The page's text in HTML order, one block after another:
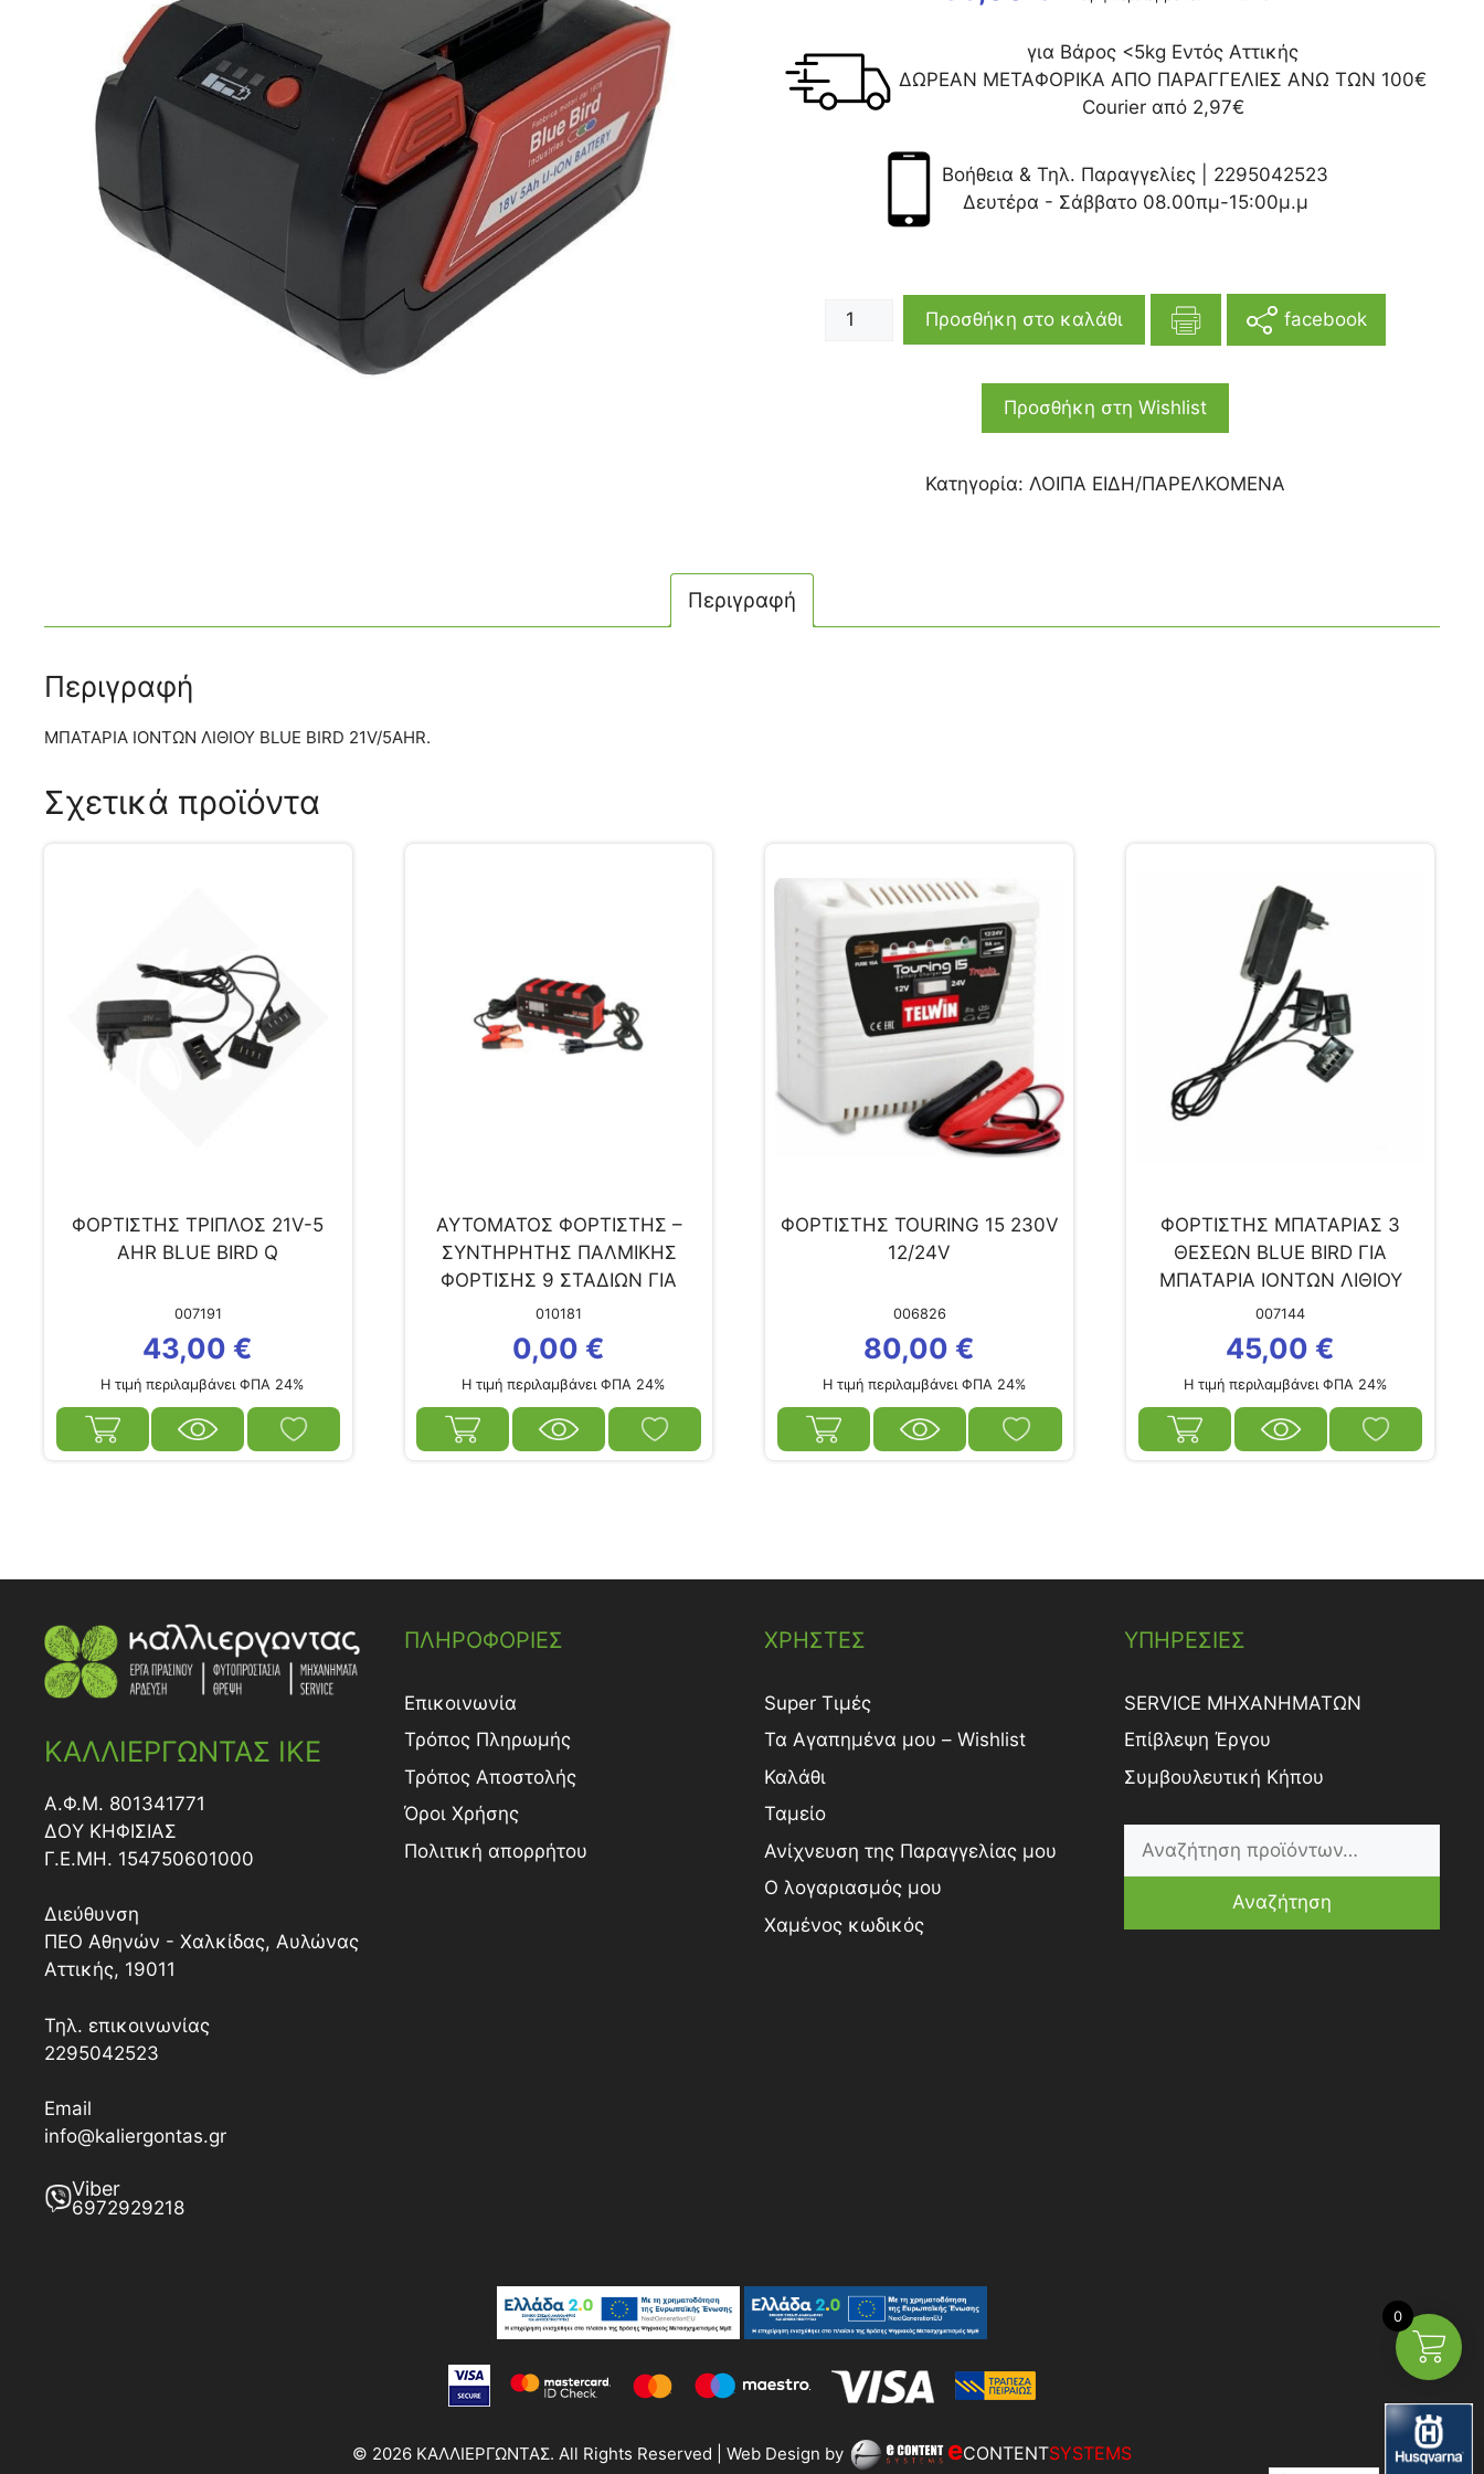
για Βάρος <5kg Εντός Αττικής
ΔΩΡΕΑΝ ΜΕΤΑΦΟΡΙΚΑ ΑΠΟ ΠΑΡΑΓΓΕΛΙΕΣ ΑΝΩ ΤΩΝ 100€
Courier από 2,97€
Βοήθεια & Τηλ. Παραγγελίες | 2295042523
Δευτέρα - Σάββατο 08.00πμ-15:00μ.μ
Προσθήκη στο καλάθι facebook
Προσθήκη στη Wishlist
Κατηγορία: ΛΟΙΠΑ ΕΙΔΗ/ΠΑΡΕΛΚΟΜΕΝΑ
Περιγραφή
Περιγραφή
ΜΠΑΤΑΡΙΑ ΙΟΝΤΩΝ ΛΙΘΙΟΥ BLUE BIRD 21V/5AHR.
Σχετικά προϊόντα
ΦΟΡΤΙΣΤΗΣ ΤΡΙΠΛΟΣ 21V-5
AHR BLUE BIRD Q
007191
43,00 €
Η τιμή περιλαμβάνει ΦΠΑ 24%
ΑΥΤΟΜΑΤΟΣ ΦΟΡΤΙΣΤΗΣ –
ΣΥΝΤΗΡΗΤΗΣ ΠΑΛΜΙΚΗΣ
ΦΟΡΤΙΣΗΣ 9 ΣΤΑΔΙΩΝ ΓΙΑ
ΜΠΑΤΑΡΙΕΣ 12/24V AGM-GEL-
LEAD ACID
010181
0,00 €
Η τιμή περιλαμβάνει ΦΠΑ 24%
ΦΟΡΤΙΣΤΗΣ TOURING 15 230V
12/24V
006826
80,00 €
Η τιμή περιλαμβάνει ΦΠΑ 24%
ΦΟΡΤΙΣΤΗΣ ΜΠΑΤΑΡΙΑΣ 3
ΘΕΣΕΩΝ BLUE BIRD ΓΙΑ
ΜΠΑΤΑΡΙΑ ΙΟΝΤΩΝ ΛΙΘΙΟΥ
21V/5AHR
007144
45,00 €
Η τιμή περιλαμβάνει ΦΠΑ 24%
ΚΑΛΛΙΕΡΓΩΝΤΑΣ ΙΚΕ
Α.Φ.Μ. 801341771
ΔΟY ΚΗΦΙΣΙΑΣ
Γ.Ε.ΜΗ. 154750601000
Διεύθυνση
ΠΕΟ Αθηνών - Χαλκίδας, Αυλώνας
Αττικής, 19011
Τηλ. επικοινωνίας
2295042523
Email
info@kaliergontas.gr
Viber
6972929218
ΠΛΗΡΟΦΟΡΙΕΣ
Επικοινωνία
Τρόπος Πληρωμής
Τρόπος Aποστολής
Όροι Χρήσης
Πολιτική απορρήτου
ΧΡΗΣΤΕΣ
Super Τιμές
Τα Αγαπημένα μου – Wishlist
Καλάθι
Ταμείο
Ανίχνευση της Παραγγελίας μου
Ο λογαριασμός μου
Χαμένος κωδικός
ΥΠΗΡΕΣΙΕΣ
SERVICE ΜΗΧΑΝΗΜΑΤΩΝ
Επίβλεψη Έργου
Συμβουλευτική Κήπου
Αναζήτηση
© 2026 ΚΑΛΛΙΕΡΓΩΝΤΑΣ. All Rights Reserved | Web Design by eCONTENTSYSTEMS
0